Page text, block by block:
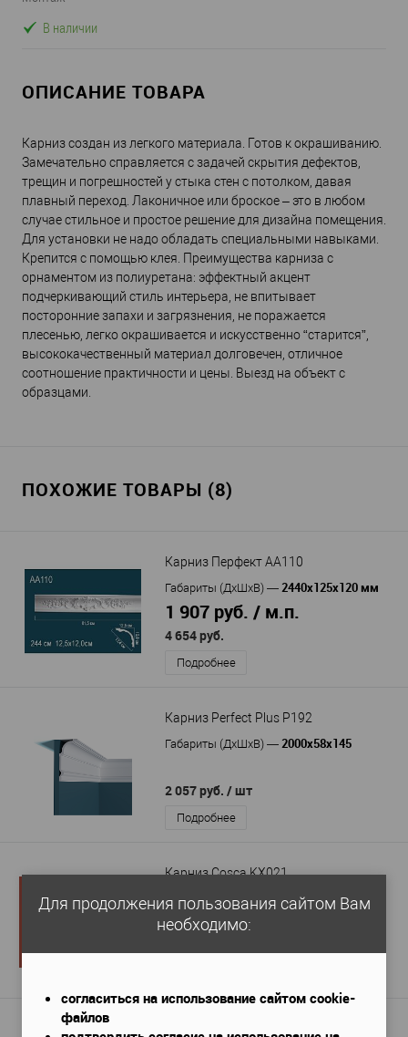
В наличии
ОПИСАНИЕ ТОВАРА
Карниз создан из легкого материала. Готов к окрашиванию.
Замечательно справляется с задачей скрытия дефектов,
трещин и погрешностей у стыка стен с потолком, давая
плавный переход. Лаконичное или броское – это в любом
случае стильное и простое решение для дизайна помещения.
Для установки не надо обладать специальными навыками.
Крепится с помощью клея. Преимущества карниза с
орнаментом из полиуретана: эффектный акцент
подчеркивающий стиль интерьера, не впитывает
посторонние запахи и загрязнения, не поражается
плесенью, легко окрашивается и искусственно “старится”,
высококачественный материал долговечен, отличное
соотношение практичности и цены. Выезд на объект с
образцами.
ПОХОЖИЕ ТОВАРЫ (8)
Карниз Перфект AA110
Габариты (ДхШхВ) — 2440х125х120 мм
1 907 руб. / м.п.
4 654 руб.
Подробнее
Карниз Perfect Plus P192
Габариты (ДхШхВ) — 2000х58х145
2 057 руб. / шт
Подробнее
Карниз Cosca KX021
Габариты (ДхШхВ) — 2000x20x20 мм
106 руб. / м.п.
Для продолжения пользования сайтом Вам
необходимо:
согласиться на использование сайтом cookie-
файлов